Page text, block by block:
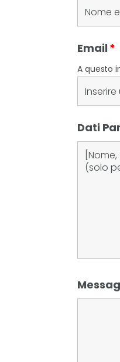
Email *
A questo
Dati